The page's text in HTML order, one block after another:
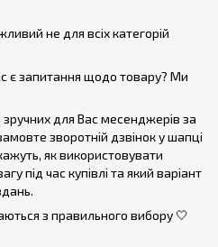
не для всіх категорій
є запитання щодо товару? Ми
для Вас месенджерів за
зворотній дзвінок у шапці
як використовувати
під час купівлі та який варіант
з правильного вибору 🤍